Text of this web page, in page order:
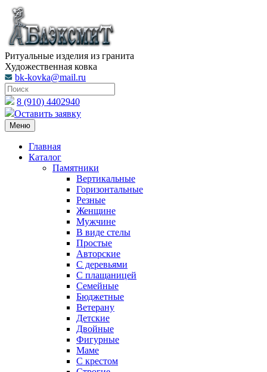
Ритуальные изделия из гранита
Художественная ковка
bk-kovka@mail.ru
8 (910) 4402940
Оставить заявку
Меню
Главная
Каталог
Памятники
Вертикальные
Горизонтальные
Резные
Женщине
Мужчине
В виде стелы
Простые
Авторские
С деревьями
С плащаницей
Семейные
Бюджетные
Ветерану
Детские
Двойные
Фигурные
Маме
С крестом